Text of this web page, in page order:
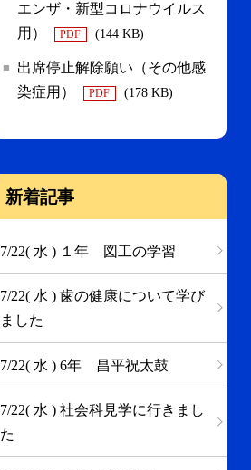
エンザ・新型コロナウイルス
用）
PDF (144 KB)
出席停止解除願い（その他感
染症用）
PDF (178 KB)
新着記事
7/22( 水 ) １年 図工の学習
7/22( 水 ) 歯の健康について学び
ました
7/22( 水 ) 6年 昌平祝太鼓
7/22( 水 ) 社会科見学に行きまし
た